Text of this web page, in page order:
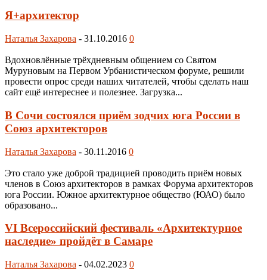
Я+архитектор
Наталья Захарова - 31.10.2016 0
Вдохновлённые трёхдневным общением со Святом
Муруновым на Первом Урбанистическом форуме, решили
провести опрос среди наших читателей, чтобы сделать наш
сайт ещё интереснее и полезнее. Загрузка...
В Сочи состоялся приём зодчих юга России в
Союз архитекторов
Наталья Захарова - 30.11.2016 0
Это стало уже доброй традицией проводить приём новых
членов в Союз архитекторов в рамках Форума архитекторов
юга России. Южное архитектурное общество (ЮАО) было
образовано...
VI Всероссийский фестиваль «Архитектурное
наследие» пройдёт в Самаре
Наталья Захарова - 04.02.2023 0